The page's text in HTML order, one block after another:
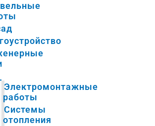
Электромонтажные
работы
Системы
отопления